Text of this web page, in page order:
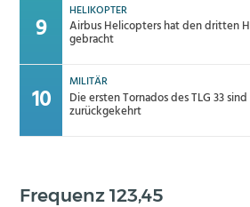
HELIKOPTER
Airbus Helicopters hat den dritten
gebracht
MILITÄR
Die ersten Tornados des TLG 33
zurückgekehrt
Frequenz 123,45